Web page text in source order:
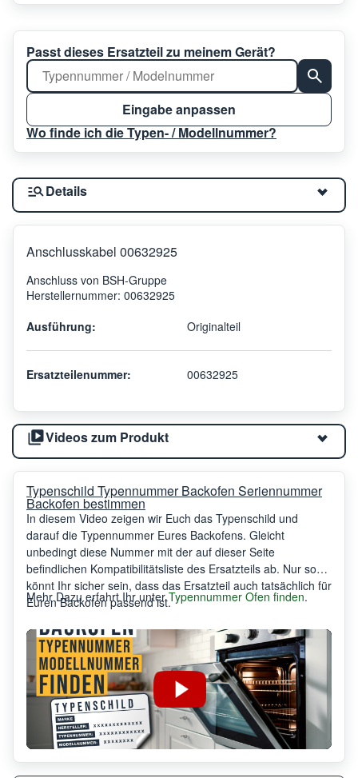
Passt dieses Ersatzteil zu meinem Gerät?
Eingabe anpassen
Wo finde ich die Typen- / Modellnummer?
Details
Anschlusskabel 00632925
Anschluss von BSH-Gruppe
Herstellernummer: 00632925
Ausführung:
Originalteil
Ersatzteilenummer: 00632925
Videos zum Produkt
Typenschild Typennummer Backofen Seriennummer
Backofen bestimmen
In diesem Video zeigen wir Euch das Typenschild und
darauf die Typennummer Eures Backofens. Gleicht
unbedingt diese Nummer mit der auf dieser Seite
befindlichen Kompatibilitätsliste des Ersatzteils ab. Nur so
könnt Ihr sicher sein, dass das Ersatzteil auch tatsächlich für
Euren Backofen passend ist.
Mehr Dazu erfahrt Ihr unterTypennummer Ofen finden.